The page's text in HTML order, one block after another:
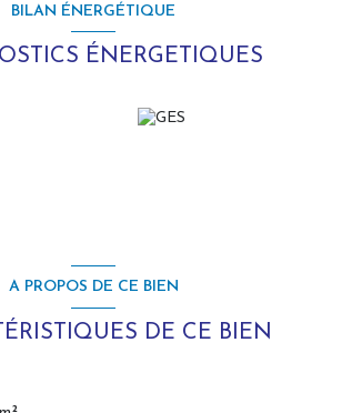
ou pied à terre champêtre!
avec L'Agence des Remparts,
7 jours/7
risques auxquels ce bien est exposé sont
BILAN ÉNERGÉTIQUE
ÉNERGETIQUES
A PROPOS DE CE BIEN
DE CE BIEN